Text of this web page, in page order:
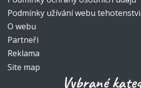
Podmínky užívání webu
O webu
Partneři
Reklama
Site map
Vybrané